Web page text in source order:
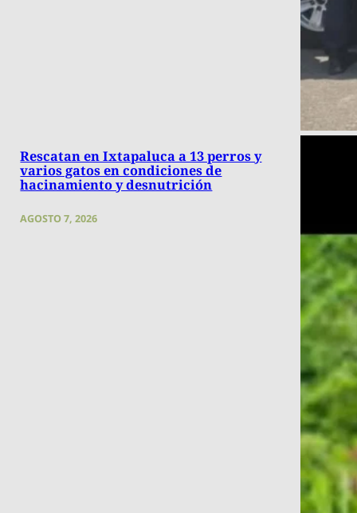
Rescatan en Ixtapaluca a 13 perros y
varios gatos en condiciones de
hacinamiento y desnutrición
AGOSTO 7, 2026